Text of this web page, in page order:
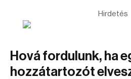
Hirdetés
Hová fordulunk, ha
hozzátartozót